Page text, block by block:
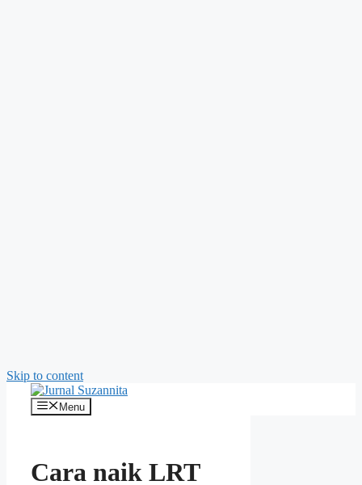
Skip to content
Menu
Cara naik LRT